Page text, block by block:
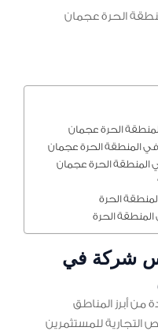
الحرة عجمان
الحرة عجمان
المنطقة الحرة عجمان
المنطقة الحرة عجمان
الحرة
الحرة
شركة في
أبرز المناطق
التجارية للمستثمرين